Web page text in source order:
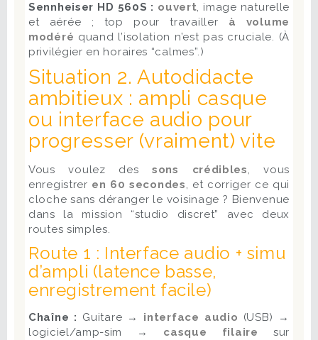
Sennheiser HD 560S : ouvert, image naturelle
et aérée ; top pour travailler à volume
modéré quand l’isolation n’est pas cruciale. (À
privilégier en horaires “calmes”.)
Situation 2. Autodidacte
ambitieux : ampli casque
ou interface audio pour
progresser (vraiment) vite
Vous voulez dessons crédibles, vous
enregistrer en 60 secondes, et corriger ce qui
cloche sans déranger le voisinage ? Bienvenue
dans la mission “studio discret” avec deux
routes simples.
Route 1 : Interface audio + simu
d’ampli (latence basse,
enregistrement facile)
Chaîne : Guitare → interface audio (USB) →
logiciel/amp-sim → casque filaire sur